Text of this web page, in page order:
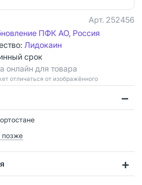
Арт. 252456
ПФК АО, Россия
Лидокаин
срок
онлайн для товара
отличаться от изображённого
позже